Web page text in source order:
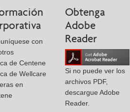
con
de Centene
de Wellcare
en
Obtenga
Adobe
Reader
Si no puede ver los
archivos PDF,
descargue Adobe
Reader.